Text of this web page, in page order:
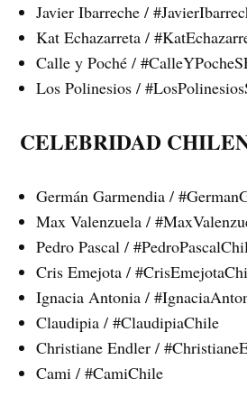
Javier Ibarreche /
Kat Echazarreta /
Calle y Poché /
Los Polinesios /
CELEBRIDAD
Germán Garmendia /
Max Valenzuela /
Pedro Pascal /
Cris Emejota /
Ignacia Antonia /
Claudipia / #ClaudipiaChile
Christiane Endler /
Cami / #CamiChile